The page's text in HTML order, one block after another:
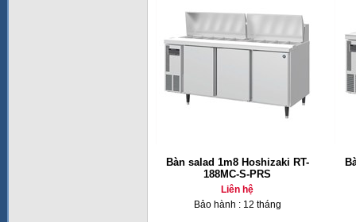
Bàn salad 1m8 Hoshizaki RT-
188MC-S-PRS
Liên hệ
Bảo hành : 12 tháng